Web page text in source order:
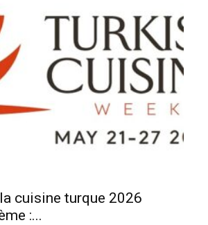
cuisine turque 2026
:...